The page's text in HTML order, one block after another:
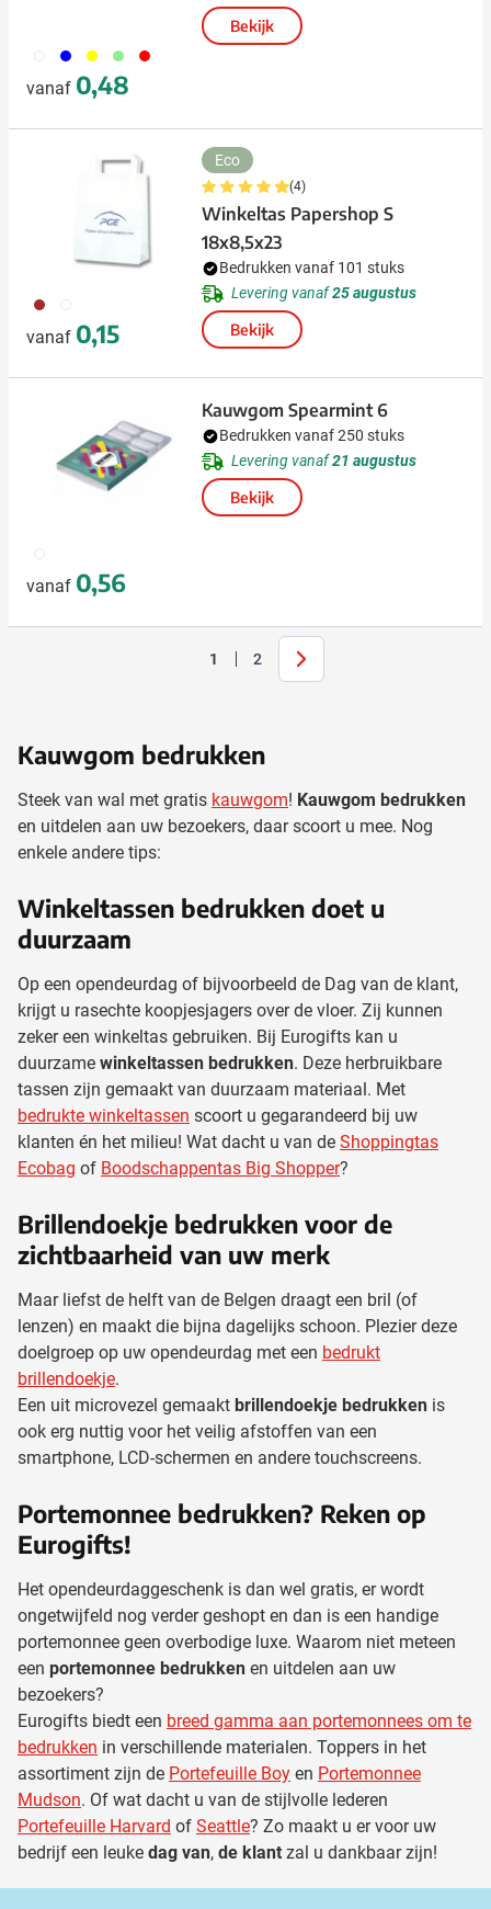
002 005 006 029 008
vanaf 0,48
Bekijk
011 002
vanaf 0,15
Eco
(4)
Winkeltas Papershop S
18x8,5x23
Bedrukken vanaf 101 stuks
Levering vanaf25 augustus
Bekijk
002
vanaf 0,56
Kauwgom Spearmint 6
Bedrukken vanaf 250 stuks
Levering vanaf21 augustus
Bekijk
U lees momenteel pagina
1 Pagina
2 Volgende
Kauwgom bedrukken
Steek van wal met gratis kauwgom! Kauwgom bedrukken
en uitdelen aan uw bezoekers, daar scoort u mee. Nog
enkele andere tips:
Winkeltassen bedrukken doet u
duurzaam
Op een opendeurdag of bijvoorbeeld de Dag van de klant,
krijgt u rasechte koopjesjagers over de vloer. Zij kunnen
zeker een winkeltas gebruiken. Bij Eurogifts kan u
duurzame winkeltassen bedrukken. Deze herbruikbare
tassen zijn gemaakt van duurzaam materiaal. Met
bedrukte winkeltassen scoort u gegarandeerd bij uw
klanten én het milieu! Wat dacht u van de Shoppingtas
Ecobag of Boodschappentas Big Shopper?
Brillendoekje bedrukken voor de
zichtbaarheid van uw merk
Maar liefst de helft van de Belgen draagt een bril (of
lenzen) en maakt die bijna dagelijks schoon. Plezier deze
doelgroep op uw opendeurdag met een bedrukt
brillendoekje.
Een uit microvezel gemaakt brillendoekje bedrukken is
ook erg nuttig voor het veilig afstoffen van een
smartphone, LCD-schermen en andere touchscreens.
Portemonnee bedrukken? Reken op
Eurogifts!
Het opendeurdaggeschenk is dan wel gratis, er wordt
ongetwijfeld nog verder geshopt en dan is een handige
portemonnee geen overbodige luxe. Waarom niet meteen
een portemonnee bedrukken en uitdelen aan uw
bezoekers?
Eurogifts biedt een breed gamma aan portemonnees om te
bedrukken in verschillende materialen. Toppers in het
assortiment zijn de Portefeuille Boy en Portemonnee
Mudson. Of wat dacht u van de stijlvolle lederen
Portefeuille Harvard of Seattle? Zo maakt u er voor uw
bedrijf een leuke dag van, de klant zal u dankbaar zijn!